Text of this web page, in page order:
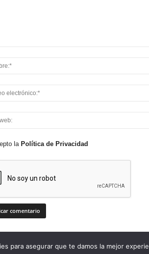
la Política de Privacidad
(2016-2019)
para asegurar que te damos la mejor